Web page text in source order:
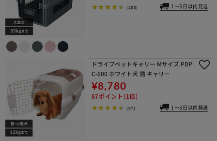
(460) 1～3日以内発送
ドライブペットキャリー Mサイズ PDP
C-600 ホワイト犬 猫 キャリー
¥8,780
87ポイント(1倍)
(97) 1～3日以内発送